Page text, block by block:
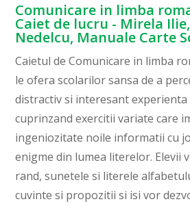
Comunicare in limba
Caiet de lucru - Mirela
Nedelcu, Manuale Carte
Caietul de Comunicare in limba
le ofera scolarilor sansa de a
distractiv si interesant
cuprinzand exercitii variate care
ingeniozitate noile informatii cu
enigme din lumea literelor. Elevii
rand, sunetele si literele
cuvinte si propozitii si isi vor